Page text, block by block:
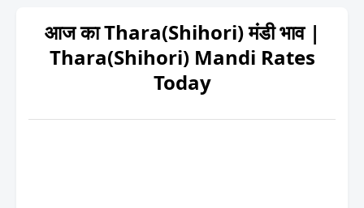
आज का Thara(Shihori) मंडी भाव |
Thara(Shihori) Mandi Rates
Today